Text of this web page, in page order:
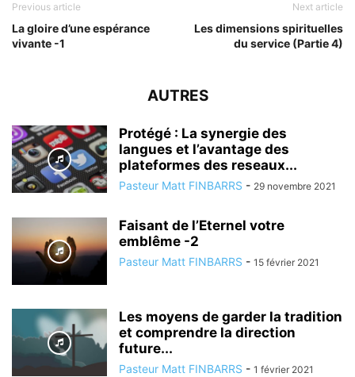
Previous article
La gloire d’une espérance
vivante -1
Next article
Les dimensions spirituelles
du service (Partie 4)
AUTRES
Protégé : La synergie des
langues et l’avantage des
plateformes des reseaux...
Pasteur Matt FINBARRS - 29 novembre 2021
Faisant de l’Eternel votre
emblême -2
Pasteur Matt FINBARRS - 15 février 2021
Les moyens de garder la tradition
et comprendre la direction
future...
Pasteur Matt FINBARRS - 1 février 2021